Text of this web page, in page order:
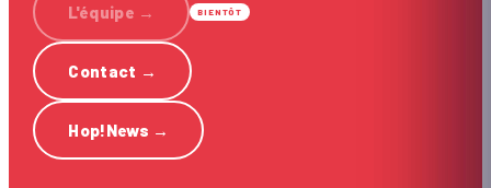
L'équipe → BIENTÔT
Contact →
Hop!News →